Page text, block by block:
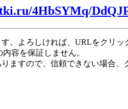
4HbSYMq/
す。よろしければ、URLをクリ
容を保証しません。
ますので、信頼できない場合、